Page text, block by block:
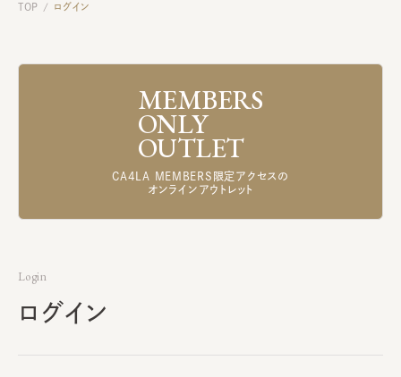
TOP / ログイン
MEMBERS
ONLY
OUTLET
CA4LA MEMBERS限定アクセスの
オンラインアウトレット
Login
ログイン